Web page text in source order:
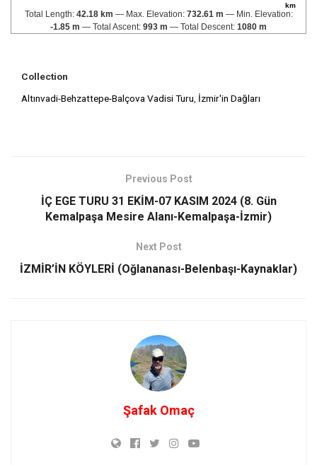
km
Total Length: 42.18 km Max. Elevation: 732.61 m
Min. Elevation:
-1.85 m
Total Ascent: 993 m Total Descent: 1080 m
Collection
Altınvadi-Behzattepe-Balçova Vadisi Turu, İzmir'in Dağları
Previous Post
İÇ EGE TURU 31 EKİM-07 KASIM 2024 (8. Gün
Kemalpaşa Mesire Alanı-Kemalpaşa-İzmir)
Next Post
İZMİR’İN KÖYLERİ (Oğlananası-Belenbaşı-Kaynaklar)
Şafak Omaç